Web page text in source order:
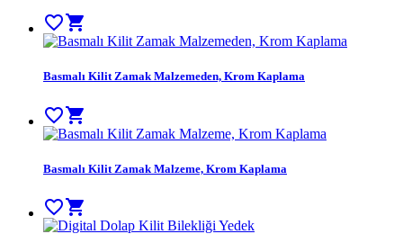
favorite_bordershopping_cart
Basmalı Kilit Zamak Malzemeden, Krom Kaplama
favorite_bordershopping_cart
Basmalı Kilit Zamak Malzeme, Krom Kaplama
favorite_bordershopping_cart